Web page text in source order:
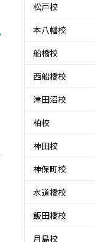
松戸校
本八幡校
船橋校
西船橋校
津田沼校
柏校
神田校
神保町校
水道橋校
飯田橋校
月島校